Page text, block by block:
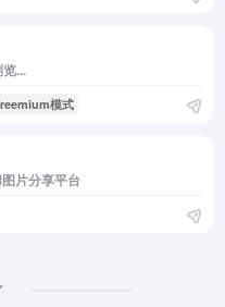
...
模式
片分享平台